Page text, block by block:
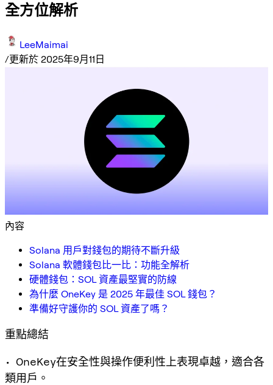
全方位解析
LeeMaimai
/更新於 2025年9月11日
內容
Solana 用戶對錢包的期待不斷升級
Solana 軟體錢包比一比：功能全解析
硬體錢包：SOL 資產最堅實的防線
為什麼 OneKey 是 2025 年最佳 SOL 錢包？
準備好守護你的 SOL 資產了嗎？
重點總結
• OneKey在安全性與操作便利性上表現卓越，適合各
類用戶。